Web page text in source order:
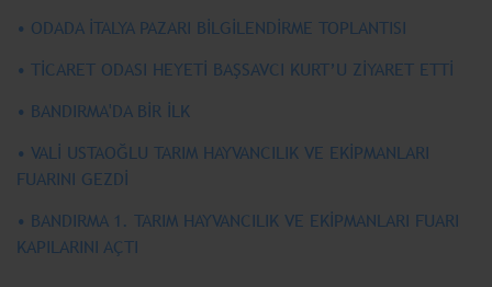
• ODADA İTALYA PAZARI BİLGİLENDİRME TOPLANTISI
• TİCARET ODASI HEYETİ BAŞSAVCI KURT’U ZİYARET ETTİ
• BANDIRMA'DA BİR İLK
• VALİ USTAOĞLU TARIM HAYVANCILIK VE EKİPMANLARI
FUARINI GEZDİ
• BANDIRMA 1. TARIM HAYVANCILIK VE EKİPMANLARI FUARI
KAPILARINI AÇTI